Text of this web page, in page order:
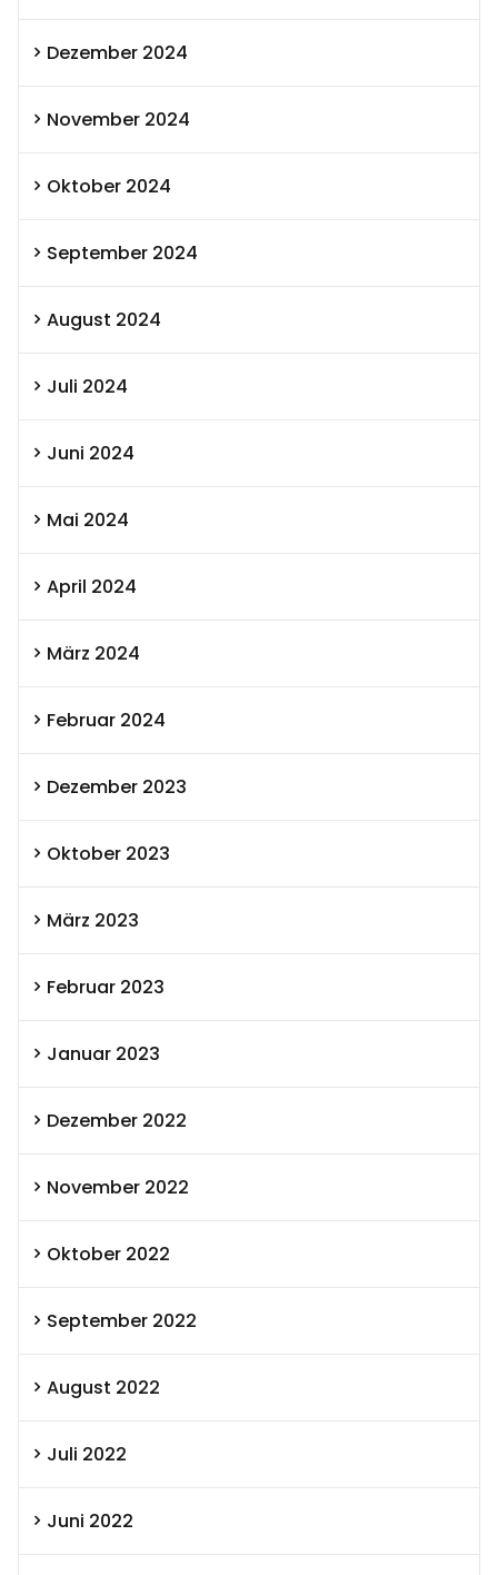
Dezember 2024
November 2024
Oktober 2024
September 2024
August 2024
Juli 2024
Juni 2024
Mai 2024
April 2024
März 2024
Februar 2024
Dezember 2023
Oktober 2023
März 2023
Februar 2023
Januar 2023
Dezember 2022
November 2022
Oktober 2022
September 2022
August 2022
Juli 2022
Juni 2022